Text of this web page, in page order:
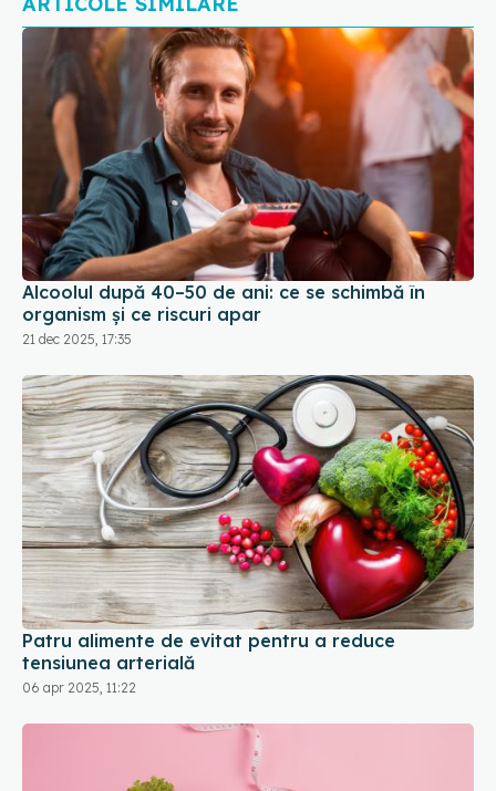
Alcoolul după 40–50 de ani: ce se schimbă în
organism și ce riscuri apar
21 dec 2025, 17:35
Patru alimente de evitat pentru a reduce
tensiunea arterială
06 apr 2025, 11:22